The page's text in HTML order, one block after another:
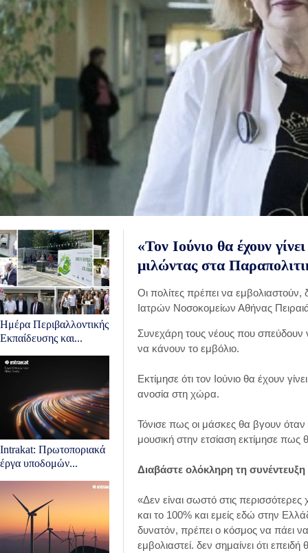
Ημέρα Περιβαλλοντικής
Εκπαίδευσης και...
Intrakat: Πρωτοποριακά
έργα υποδoμών...
«Τον Ιούνιο θα έχουν
μιλώντας στα
Οι πολίτες πρέπει να
Ιατρών Νοσοκομείων Αθήνας
Συνεχάρη τους νέους που σπεύδουν
να κάνουν το εμβόλιο.
Εκτίμησε ότι τον Ιούνιο θα έχουν
ανοσία στη χώρα.
Τόνισε πως οι μάσκες θα βγουν
μουσική στην ετσίαση εκτίμησε
Διαβάστε ολόκληρη τη
«Δεν είναι σωστό στις περισσότερες
και το 100% και εμείς εδώ στην
δυνατόν, πρέπει ο κόσμος να πάει να
εμβολιαστεί. δεν σημαίνει ότι